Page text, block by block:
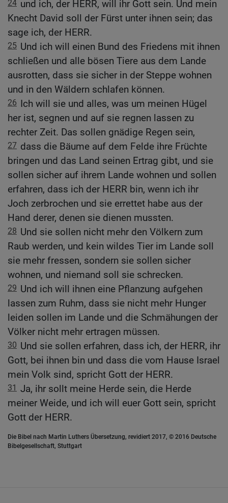
24 und ich, der HERR, will ihr Gott sein. Und mein
Knecht David soll der Fürst unter ihnen sein; das
sage ich, der HERR.
25 Und ich will einen Bund des Friedens mit ihnen
schließen und alle bösen Tiere aus dem Lande
ausrotten, dass sie sicher in der Steppe wohnen
und in den Wäldern schlafen können.
26 Ich will sie und alles, was um meinen Hügel
her ist, segnen und auf sie regnen lassen zu
rechter Zeit. Das sollen gnädige Regen sein,
27 dass die Bäume auf dem Felde ihre Früchte
bringen und das Land seinen Ertrag gibt, und sie
sollen sicher auf ihrem Lande wohnen und sollen
erfahren, dass ich der HERR bin, wenn ich ihr
Joch zerbrochen und sie errettet habe aus der
Hand derer, denen sie dienen mussten.
28 Und sie sollen nicht mehr den Völkern zum
Raub werden, und kein wildes Tier im Lande soll
sie mehr fressen, sondern sie sollen sicher
wohnen, und niemand soll sie schrecken.
29 Und ich will ihnen eine Pflanzung aufgehen
lassen zum Ruhm, dass sie nicht mehr Hunger
leiden sollen im Lande und die Schmähungen der
Völker nicht mehr ertragen müssen.
30 Und sie sollen erfahren, dass ich, der HERR, ihr
Gott, bei ihnen bin und dass die vom Hause Israel
mein Volk sind, spricht Gott der HERR.
31 Ja, ihr sollt meine Herde sein, die Herde
meiner Weide, und ich will euer Gott sein, spricht
Gott der HERR.
Die Bibel nach Martin Luthers Übersetzung, revidiert 2017, © 2016 Deutsche
Bibelgesellschaft, Stuttgart